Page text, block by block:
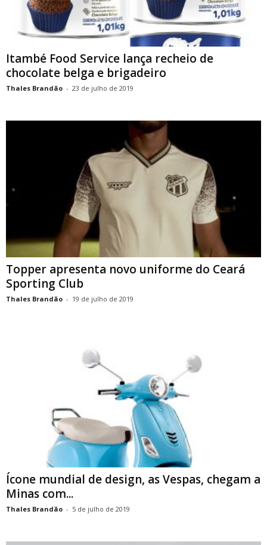
Itambé Food Service lança recheio de
chocolate belga e brigadeiro
Thales Brandão - 23 de julho de 2019
Topper apresenta novo uniforme do Ceará
Sporting Club
Thales Brandão - 19 de julho de 2019
Ícone mundial de design, as Vespas, chegam a
Minas com...
Thales Brandão - 5 de julho de 2019